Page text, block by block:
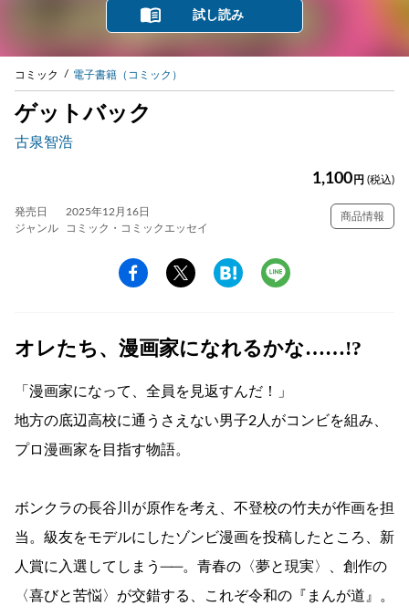
試し読み
コミック 電子書籍（コミック）
ゲットバック
古泉智浩
1,100 円 (税込)
発売日
2025年12月16日
ジャンル
コミック・コミックエッセイ
商品情報
オレたち、漫画家になれるかな……!?
「漫画家になって、全員を見返すんだ！」
地方の底辺高校に通うさえない男子2人がコンビを組み、
プロ漫画家を目指す物語。
ボンクラの長谷川が原作を考え、不登校の竹夫が作画を担
当。級友をモデルにしたゾンビ漫画を投稿したところ、新
人賞に入選してしまう──。青春の〈夢と現実〉、創作の
〈喜びと苦悩〉が交錯する、これぞ令和の『まんが道』。